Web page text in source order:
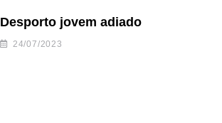
Desporto jovem adiado
24/07/2023